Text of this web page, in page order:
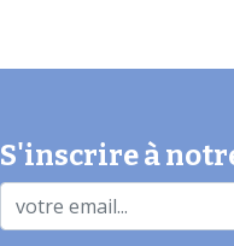
S'inscrire à